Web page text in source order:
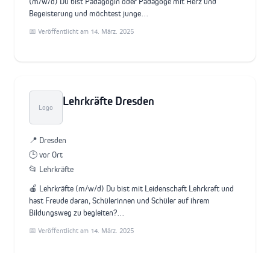
Begeisterung und möchtest junge…
📅 Veröffentlicht am 14. März. 2025
Logo Lehrkräfte Dresden
📍 Dresden
🕒 vor Ort
📂 Lehrkräfte
🍎 Lehrkräfte (m/w/d) Du bist mit Leidenschaft Lehrkraft und
hast Freude daran, Schülerinnen und Schüler auf ihrem
Bildungsweg zu begleiten?…
📅 Veröffentlicht am 14. März. 2025